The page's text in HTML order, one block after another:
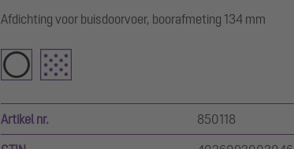
Afdichting voor buisdoorvoer, boorafmeting 134 mm
Artikel nr. 850118